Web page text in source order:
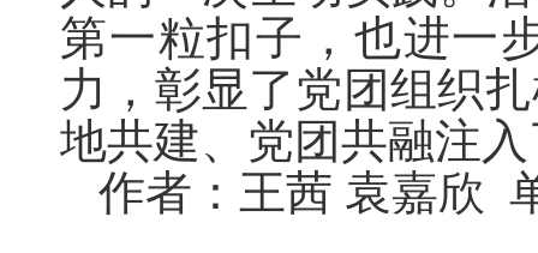
第一粒扣子，也进一
力，彰显了党团组织
地共建、党团共融注
作者：王茜 袁嘉欣